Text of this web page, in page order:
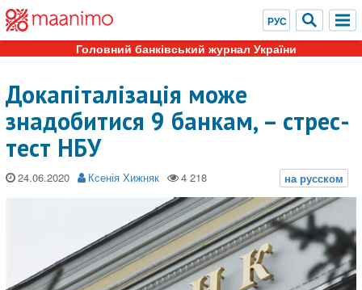
Головний банківський журнал України
Докапіталізація може
знадобитися 9 банкам, – стрес-
тест НБУ
24.06.2020 Ксенія Хижняк